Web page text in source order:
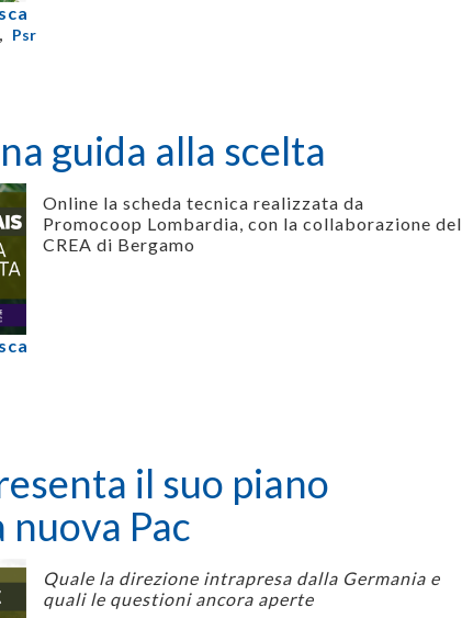
, Psr
guida alla scelta
Online la scheda tecnica realizzata da
Promocoop Lombardia, con la collaborazione del
CREA di Bergamo
il suo piano
Pac
Quale la direzione intrapresa dalla Germania e
quali le questioni ancora aperte